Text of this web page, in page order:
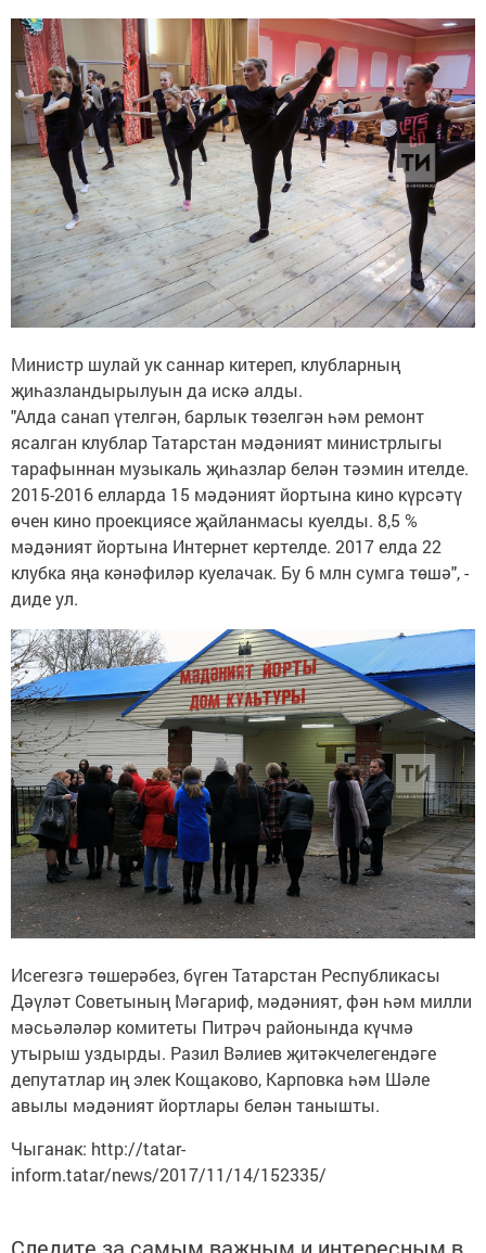
Министр шулай ук саннар китереп, клубларның
җиһазландырылуын да искә алды.
"Алда санап үтелгән, барлык төзелгән һәм ремонт
ясалган клублар Татарстан мәдәният министрлыгы
тарафыннан музыкаль җиһазлар белән тәэмин ителде.
2015-2016 елларда 15 мәдәният йортына кино күрсәтү
өчен кино проекциясе җайланмасы куелды. 8,5 %
мәдәният йортына Интернет кертелде. 2017 елда 22
клубка яңа кәнәфиләр куелачак. Бу 6 млн сумга төшә", -
диде ул.
Исегезгә төшерәбез, бүген Татарстан Республикасы
Дәүләт Советының Мәгариф, мәдәният, фән һәм милли
мәсьәләләр комитеты Питрәч районында күчмә
утырыш уздырды. Разил Вәлиев җитәкчелегендәге
депутатлар иң элек Кощаково, Карповка һәм Шәле
авылы мәдәният йортлары белән танышты.
Чыганак: http://tatar-
inform.tatar/news/2017/11/14/152335/